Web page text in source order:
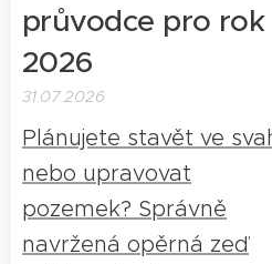
průvodce pro rok
2026
31.07.2026
Plánujete stavět ve
nebo upravovat
pozemek? Správně
navržená opěrná zeď